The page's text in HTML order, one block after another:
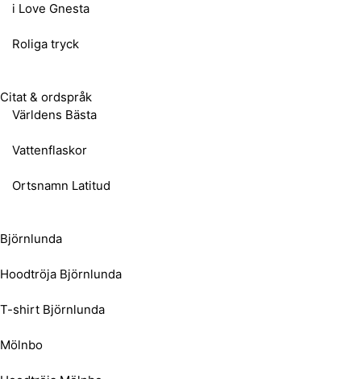
i Love Gnesta
Roliga tryck
Citat & ordspråk
Världens Bästa
Vattenflaskor
Ortsnamn Latitud
Björnlunda
Hoodtröja Björnlunda
T-shirt Björnlunda
Mölnbo